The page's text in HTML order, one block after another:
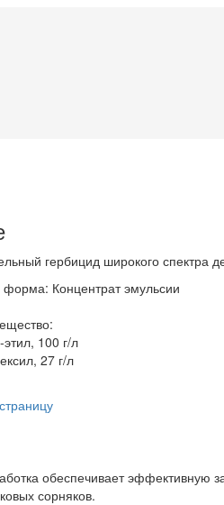
гербицид широкого спектра
Концентрат эмульсии
100 г/л
27 г/л
обеспечивает эффективную
сорняков.